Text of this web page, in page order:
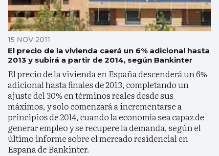
15 NOV 2011
El precio de la vivienda caerá un 6% adicional hasta
2013 y subirá a partir de 2014, según Bankinter
El precio de la vivienda en España descenderá un 6%
adicional hasta finales de 2013, completando un
ajuste del 30% en términos reales desde sus
máximos, y solo comenzará a incrementarse a
principios de 2014, cuando la economía sea capaz de
generar empleo y se recupere la demanda, según el
último informe sobre el mercado residencial en
España de Bankinter.